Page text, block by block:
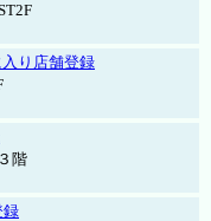
り店舗登録
階
録